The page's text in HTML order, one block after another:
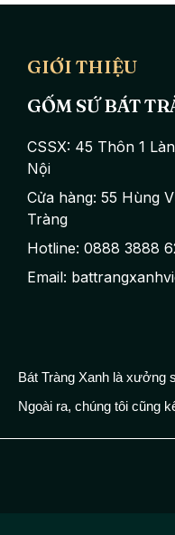
GIỚI THIỆU
GỐM SỨ BÁT
CSSX: 45 Thôn 1
Nội
Cửa hàng: 55 Hùng
Tràng
Hotline: 0888 3888
Email:
Bát Tràng Xanh là xưởng
Ngoài ra, chúng tôi cũng